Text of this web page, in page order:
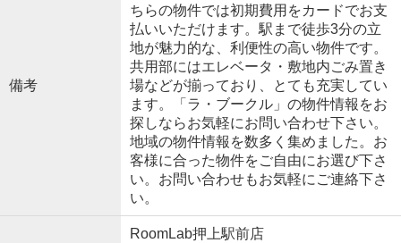
備考
ちらの物件では初期費用をカードでお支
払いいただけます。駅まで徒歩3分の立
地が魅力的な、利便性の高い物件です。
共用部にはエレベータ・敷地内ごみ置き
場などが揃っており、とても充実してい
ます。「ラ・ブークル」の物件情報をお
探しならお気軽にお問い合わせ下さい。
地域の物件情報を数多く集めました。お
客様に合った物件をご自由にお選び下さ
い。お問い合わせもお気軽にご連絡下さ
い。
RoomLab押上駅前店